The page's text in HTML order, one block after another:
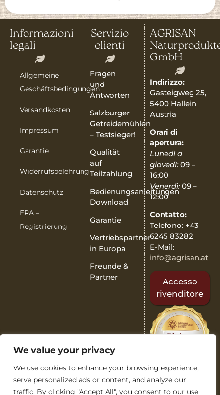
We value your privacy
We use cookies to enhance your browsing experience,
serve personalized ads or content, and analyze our
traffic. By clicking "Accept All", you consent to our use
Informazioni
legali
Allgemeine
Geschäftsbedingungen
Versandkosten
Impressum
Garantie
Widerrufsbelehrung
Datenschutz
ERA –
Registrierung
Servizio
clienti
Fragen
und
Antworten
Salzburger
Getreidemühlen
– Testsieger!
Qualität
auf
Teilzahlung
Bedienungsanleitungen
Download
Garantie
Vertriebspartner
in Europa
Freunde &
Partner
AGRISAN
GmbH
Indirizzo:
Gasteigweg 25,
5400 Hallein
Austria
Orari di
apertura:
Lunedì a
giovedì:09 –
16:00
Venerdì:09 –
12:00
Contatto:
Telefono: +43
6245 83282
E-Mail:
info@agrisan.at
Accesso
rivenditore